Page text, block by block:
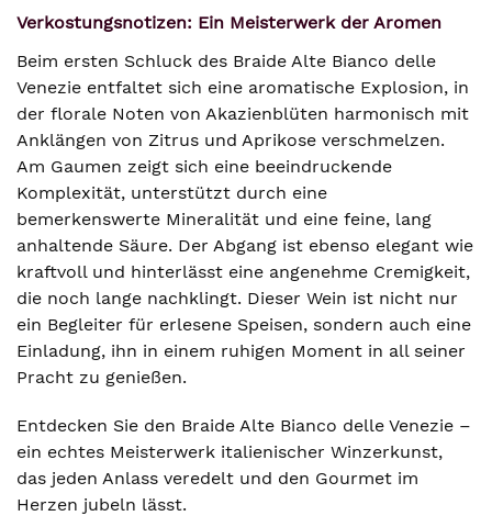
Verkostungsnotizen: Ein Meisterwerk der Aromen
Beim ersten Schluck des Braide Alte Bianco delle
Venezie entfaltet sich eine aromatische Explosion, in
der florale Noten von Akazienblüten harmonisch mit
Anklängen von Zitrus und Aprikose verschmelzen.
Am Gaumen zeigt sich eine beeindruckende
Komplexität, unterstützt durch eine
bemerkenswerte Mineralität und eine feine, lang
anhaltende Säure. Der Abgang ist ebenso elegant wie
kraftvoll und hinterlässt eine angenehme Cremigkeit,
die noch lange nachklingt. Dieser Wein ist nicht nur
ein Begleiter für erlesene Speisen, sondern auch eine
Einladung, ihn in einem ruhigen Moment in all seiner
Pracht zu genießen.
Entdecken Sie den Braide Alte Bianco delle Venezie –
ein echtes Meisterwerk italienischer Winzerkunst,
das jeden Anlass veredelt und den Gourmet im
Herzen jubeln lässt.